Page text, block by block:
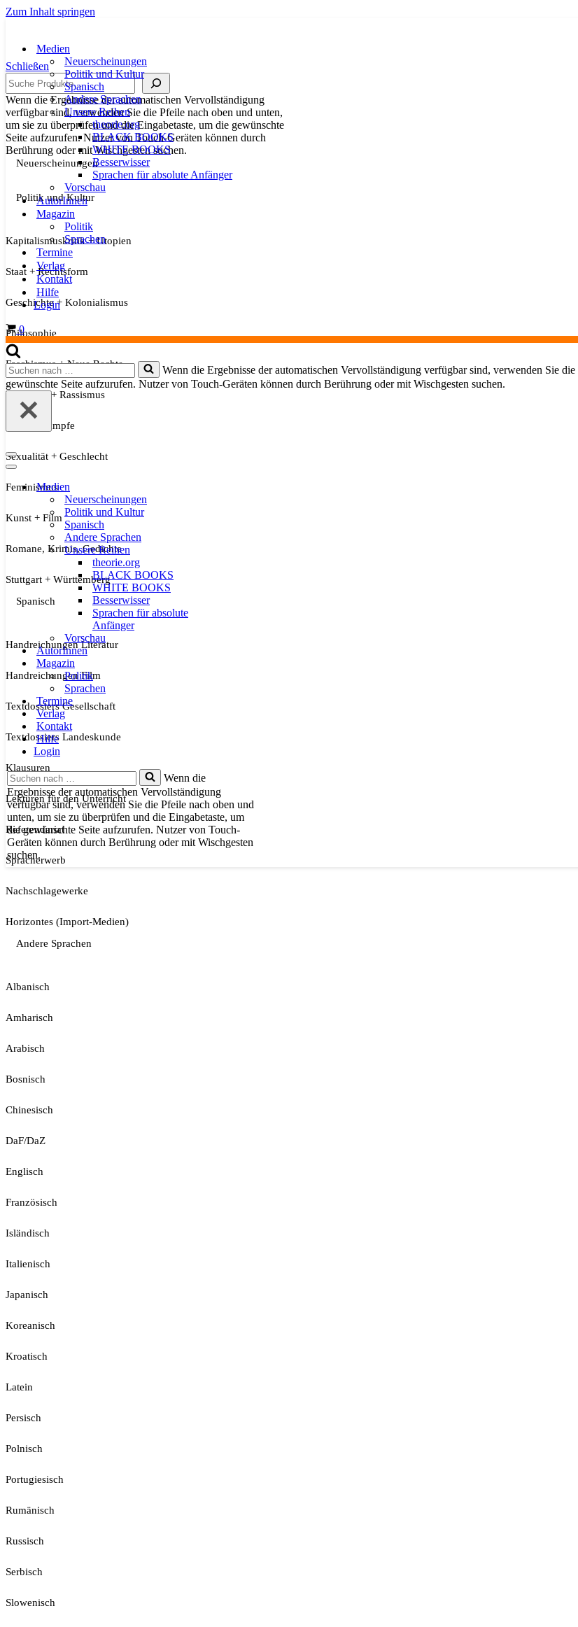
Zum Inhalt springen
Medien
Neuerscheinungen
Politik und Kultur
Spanisch
Andere Sprachen
Unsere Reihen
theorie.org
BLACK BOOKS
WHITE BOOKS
Besserwisser
Sprachen für absolute Anfänger
Vorschau
AutorInnen
Magazin
Politik
Sprachen
Termine
Verlag
Kontakt
Hilfe
Login
Warenkorb
0
Suchen
nach …
Wenn die Ergebnisse der automatischen Vervollständigung verfügbar sind, verwenden Sie
gewünschte Seite aufzurufen. Nutzer von Touch-Geräten können durch Berührung oder mit Wischgesten suchen.
Navigationsmenü
Navigationsmenü
Medien
Neuerscheinungen
Politik und Kultur
Spanisch
Andere Sprachen
Unsere Reihen
theorie.org
BLACK BOOKS
WHITE BOOKS
Besserwisser
Sprachen für absolute
Anfänger
Vorschau
AutorInnen
Magazin
Politik
Sprachen
Termine
Verlag
Kontakt
Hilfe
Login
Suchen
nach …
Wenn die
Ergebnisse der automatischen Vervollständigung
verfügbar sind, verwenden Sie die Pfeile nach oben und
unten, um sie zu überprüfen und die Eingabetaste, um
die gewünschte Seite aufzurufen. Nutzer von Touch-
Geräten können durch Berührung oder mit Wischgesten
suchen.
Schließen
Suche
Wenn die Ergebnisse der automatischen Vervollständigung
verfügbar sind, verwenden Sie die Pfeile nach oben und unten,
um sie zu überprüfen und die Eingabetaste, um die gewünschte
Seite aufzurufen. Nutzer von Touch-Geräten können durch
Berührung oder mit Wischgesten suchen.
Neuerscheinungen
Politik und Kultur
Kapitalismuskritik + Utopien
Staat + Rechtsform
Geschichte + Kolonialismus
Philosophie
Faschismus + Neue Rechte
Migration + Rassismus
Soziale Kämpfe
Sexualität + Geschlecht
Feminismus
Kunst + Film
Romane, Krimis, Gedichte
Stuttgart + Württemberg
Spanisch
Handreichungen Literatur
Handreichungen Film
Textdossiers Gesellschaft
Textdossiers Landeskunde
Klausuren
Lektüren für den Unterricht
Referendariat
Spracherwerb
Nachschlagewerke
Horizontes (Import-Medien)
Andere Sprachen
Albanisch
Amharisch
Arabisch
Bosnisch
Chinesisch
DaF/DaZ
Englisch
Französisch
Isländisch
Italienisch
Japanisch
Koreanisch
Kroatisch
Latein
Persisch
Polnisch
Portugiesisch
Rumänisch
Russisch
Serbisch
Slowenisch